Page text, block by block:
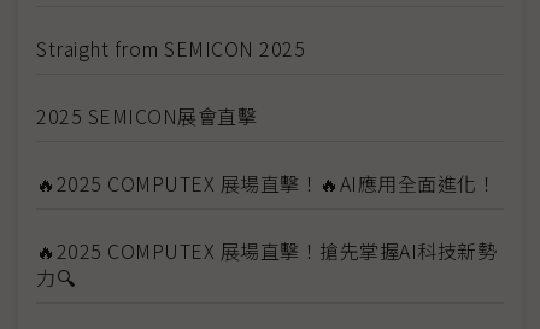
Straight from SEMICON 2025
2025 SEMICON展會直擊
🔥2025 COMPUTEX 展場直擊！🔥AI應用全面進化！
🔥2025 COMPUTEX 展場直擊！搶先掌握AI科技新勢
力🔍